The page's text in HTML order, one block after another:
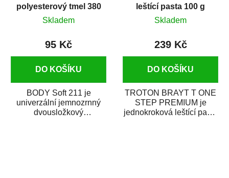
polyesterový tmel 380
g
Skladem
95 Kč
DO KOŠÍKU
BODY Soft 211 je
univerzální jemnozrnný
dvousložkový
leštící pasta 100 g
Skladem
239 Kč
DO KOŠÍKU
TROTON BRAYT T ONE
STEP PREMIUM je
jednokroková leštící pasta